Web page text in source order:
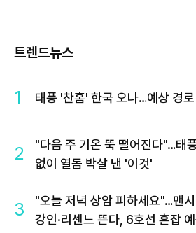
트렌드뉴스
1 태풍 '찬홈' 한국 오나…예상 경로
2
"다음 주 기온 뚝 떨어진다"…태
없이 열돔 박살 낸 '이것'
3
"오늘 저녁 상암 피하세요"…맨시
강인·리센느 뜬다, 6호선 혼잡